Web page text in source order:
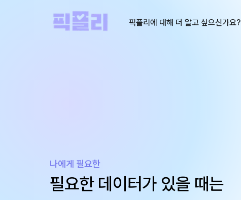
픽플리에 대해 더 알고 싶으신가요?
나에게 필요한
필요한 데이터가 있을 때는